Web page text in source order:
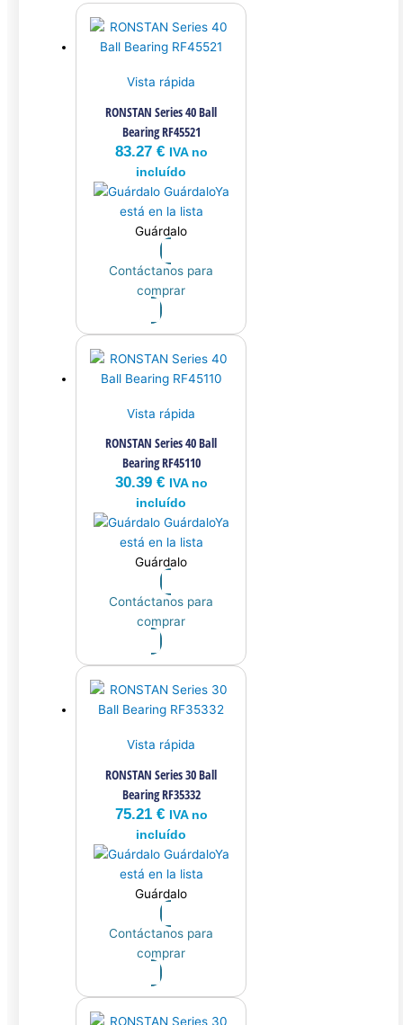
Vista rápida
RONSTAN Series 40 Ball
Bearing RF45521
83.27 € IVA no
incluído
GuárdaloYa
está en la lista
Guárdalo
Contáctanos para
comprar
Vista rápida
RONSTAN Series 40 Ball
Bearing RF45110
30.39 € IVA no
incluído
GuárdaloYa
está en la lista
Guárdalo
Contáctanos para
comprar
Vista rápida
RONSTAN Series 30 Ball
Bearing RF35332
75.21 € IVA no
incluído
GuárdaloYa
está en la lista
Guárdalo
Contáctanos para
comprar